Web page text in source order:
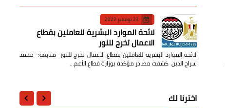
23 نوفمبر 2022
لائحة الموارد البشرية للعاملين بقطاع
الاعمال تخرج للنور
لائحة الموارد البشرية للعاملين بقطاع الاعمال تخرج للنور متابعه:- محمد
سراج الدين كشفت مصادر مؤكدة بوزارة قطاع الأعم…
اخترنا لك